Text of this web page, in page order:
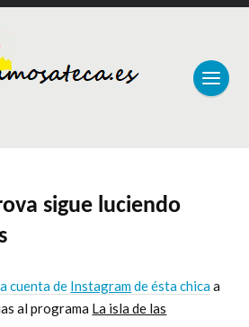
sigue luciendo
cuenta de Instagramde ésta chicaa
al programa La isla de las